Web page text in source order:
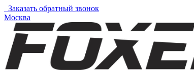
Заказать обратный звонок
Москва